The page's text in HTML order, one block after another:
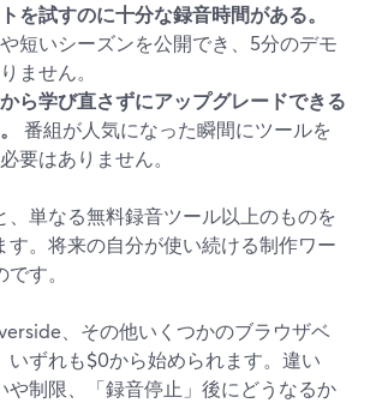
を試すのに十分な録音時間がある。
短いシーズンを公開でき、5分のデモ
ません。
ら学び直さずにアップグレードできる
番組が人気になった瞬間にツールを
要はありません。
、単なる無料録音ツール以上のものを
す。将来の自分が使い続ける制作ワー
す。
、その他いくつかのブラウザベ
いずれも$0から始められます。違い
や制限、「録音停止」後にどうなるか